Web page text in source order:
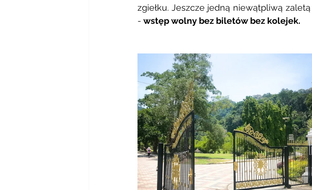
zgiełku. Jeszcze jedną niewątpliwą
- wstęp wolny bez biletów bez kolejek.